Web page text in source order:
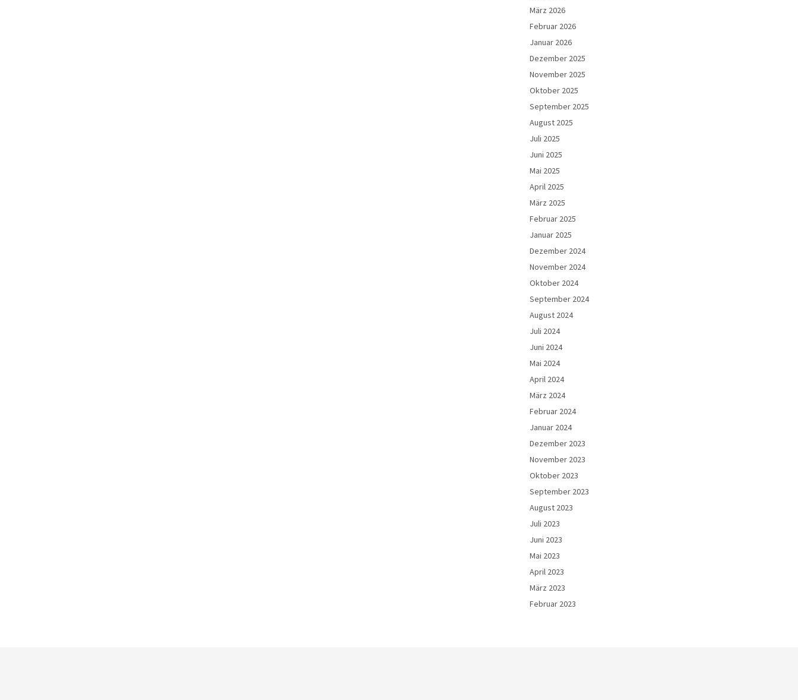
März 2026
Februar 2026
Januar 2026
Dezember 2025
November 2025
Oktober 2025
September 2025
August 2025
Juli 2025
Juni 2025
Mai 2025
April 2025
März 2025
Februar 2025
Januar 2025
Dezember 2024
November 2024
Oktober 2024
September 2024
August 2024
Juli 2024
Juni 2024
Mai 2024
April 2024
März 2024
Februar 2024
Januar 2024
Dezember 2023
November 2023
Oktober 2023
September 2023
August 2023
Juli 2023
Juni 2023
Mai 2023
April 2023
März 2023
Februar 2023